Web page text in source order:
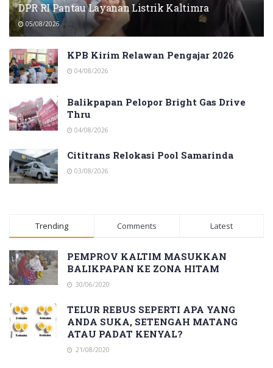
DPR RI Pantau Layanan Listrik Kaltimra
05/08/2026
KPB Kirim Relawan Pengajar 2026
04/08/2026
Balikpapan Pelopor Bright Gas Drive
Thru
04/08/2026
Cititrans Relokasi Pool Samarinda
03/08/2026
Trending Comments Latest
PEMPROV KALTIM MASUKKAN
BALIKPAPAN KE ZONA HITAM
30/06/2020
TELUR REBUS SEPERTI APA YANG
ANDA SUKA, SETENGAH MATANG
ATAU PADAT KENYAL?
21/08/2020